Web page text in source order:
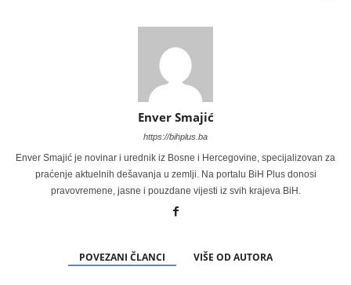
Enver Smajić
https://bihplus.ba
Enver Smajić je novinar i urednik iz Bosne i Hercegovine, specijalizovan za
praćenje aktuelnih dešavanja u zemlji. Na portalu BiH Plus donosi
pravovremene, jasne i pouzdane vijesti iz svih krajeva BiH.
POVEZANI ČLANCI VIŠE OD AUTORA